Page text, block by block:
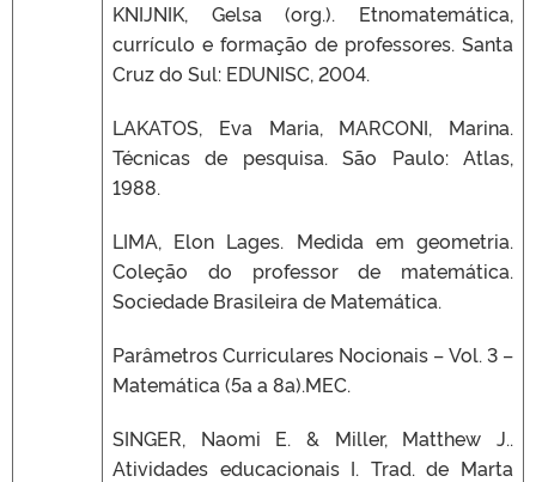
KNIJNIK, Gelsa (org.). Etnomatemática,
currículo e formação de professores. Santa
Cruz do Sul: EDUNISC, 2004.
LAKATOS, Eva Maria, MARCONI, Marina.
Técnicas de pesquisa. São Paulo: Atlas,
1988.
LIMA, Elon Lages. Medida em geometria.
Coleção do professor de matemática.
Sociedade Brasileira de Matemática.
Parâmetros Curriculares Nocionais – Vol. 3 –
Matemática (5a a 8a).MEC.
SINGER, Naomi E. & Miller, Matthew J..
Atividades educacionais I. Trad. de Marta